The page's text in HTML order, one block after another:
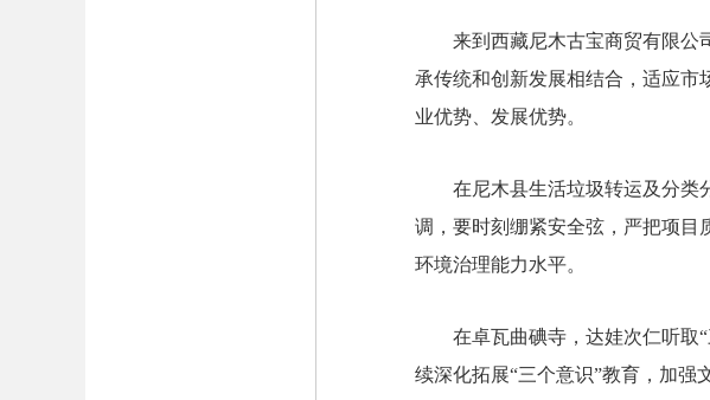
来到西藏尼木古宝商贸有限公
承传统和创新发展相结合，适应
业优势、发展优势。
在尼木县生活垃圾转运及分类
调，要时刻绷紧安全弦，严把项目
环境治理能力水平。
在卓瓦曲碘寺，达娃次仁听取
续深化拓展“三个意识”教育，加